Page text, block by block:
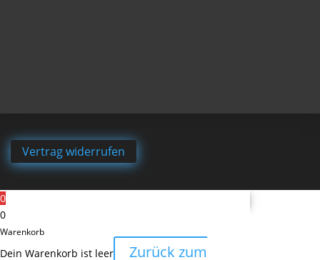
Vertrag widerrufen
0
0
Warenkorb
Dein Warenkorb ist leer Zurück zum